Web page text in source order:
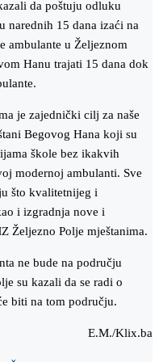
da poštuju odluku
narednih 15 dana izaći na
ambulante u Željeznom
Hanu trajati 15 dana dok
je zajednički cilj za naše
Begovog Hana koji su
škole bez ikakvih
modernoj ambulanti. Sve
što kvalitetnijeg i
i izgradnja nove i
Željezno Polje mještanima.
ne bude na području
su kazali da se radi o
biti na tom području.
E.M./Klix.ba